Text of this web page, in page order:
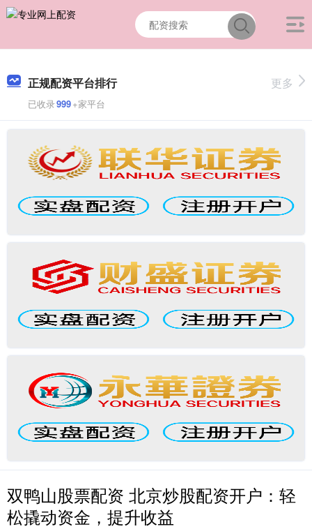
正规配资平台排行
已收录999+家平台
更多
双鸭山股票配资 北京炒股配资开户：轻
松撬动资金，提升收益